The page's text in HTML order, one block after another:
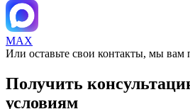
MAX
Или оставьте свои контакты, мы вам
Получить
условиям